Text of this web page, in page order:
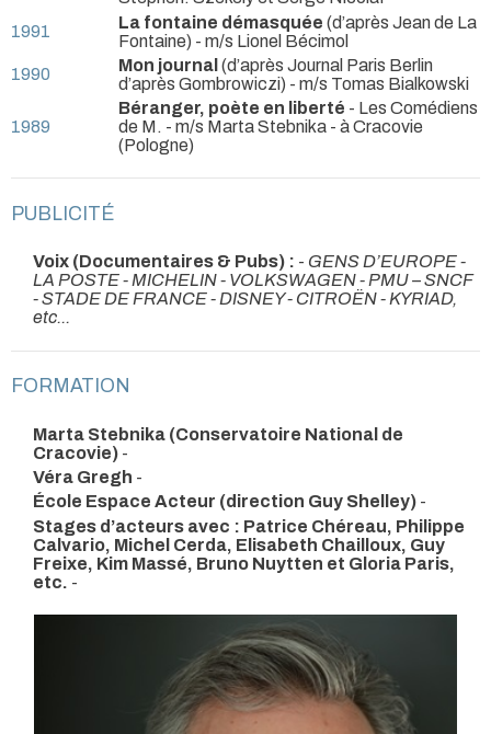
1991
La fontaine démasquée (d’après Jean de La
Fontaine) - m/s Lionel Bécimol
1990
Mon journal (d’après Journal Paris Berlin
d’après Gombrowiczi) - m/s Tomas Bialkowski
1989
Béranger, poète en liberté - Les Comédiens
de M. - m/s Marta Stebnika - à Cracovie
(Pologne)
PUBLICITÉ
Voix (Documentaires & Pubs) : - GENS D’EUROPE -
LA POSTE - MICHELIN - VOLKSWAGEN - PMU – SNCF
- STADE DE FRANCE - DISNEY - CITROËN - KYRIAD,
etc...
FORMATION
Marta Stebnika (Conservatoire National de
Cracovie) -
Véra Gregh -
École Espace Acteur (direction Guy Shelley) -
Stages d’acteurs avec : Patrice Chéreau, Philippe
Calvario, Michel Cerda, Elisabeth Chailloux, Guy
Freixe, Kim Massé, Bruno Nuytten et Gloria Paris,
etc. -